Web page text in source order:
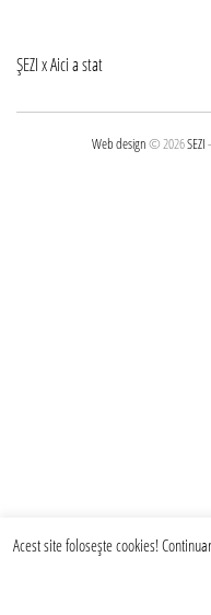
Navigare
în
ȘEZI x Aici a stat
Web design© 2026SEZI
Acest site foloseşte cookies!